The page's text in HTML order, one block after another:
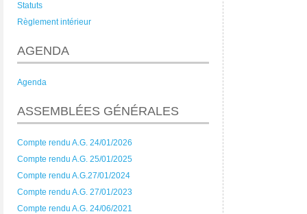
Statuts
Règlement intérieur
AGENDA
Agenda
ASSEMBLÉES GÉNÉRALES
Compte rendu A.G. 24/01/2026
Compte rendu A.G. 25/01/2025
Compte rendu A.G.27/01/2024
Compte rendu A.G. 27/01/2023
Compte rendu A.G. 24/06/2021